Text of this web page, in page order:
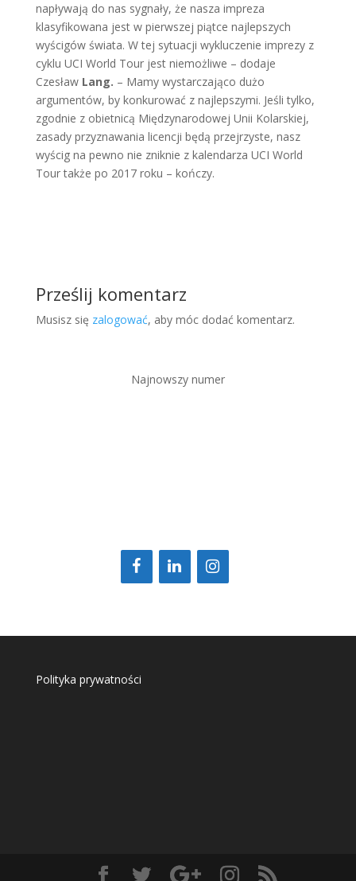
napływają do nas sygnały, że nasza impreza
klasyfikowana jest w pierwszej piątce najlepszych
wyścigów świata. W tej sytuacji wykluczenie imprezy z
cyklu UCI World Tour jest niemożliwe – dodaje
CzesławLang. – Mamy wystarczająco dużo
argumentów, by konkurować z najlepszymi. Jeśli tylko,
zgodnie z obietnicą Międzynarodowej Unii Kolarskiej,
zasady przyznawania licencji będą przejrzyste, nasz
wyścig na pewno nie zniknie z kalendarza UCI World
Tour także po 2017 roku – kończy.
Prześlij komentarz
Musisz się zalogować, aby móc dodać komentarz.
Najnowszy numer
Polityka prywatności